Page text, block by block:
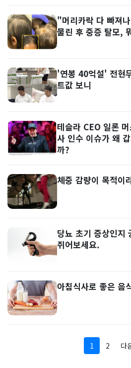
"머리카락 다 빠져
물린 후 중증 탈모,
'연봉 40억설' 전현
트값 보니
테슬라 CEO 일론
사 인수 이슈가 왜
까?
체중 감량이 목적
당뇨 초기 증상인지
쥐어보세요.
아침식사로 좋은 음
1 2 다